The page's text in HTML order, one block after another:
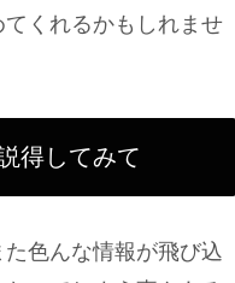
くれるかもしれませ
得してみて
色んな情報が飛び込